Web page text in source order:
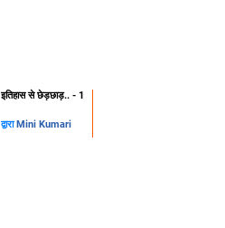
इतिहास से छेड़छाड़.. - 1
द्वारा Mini Kumari